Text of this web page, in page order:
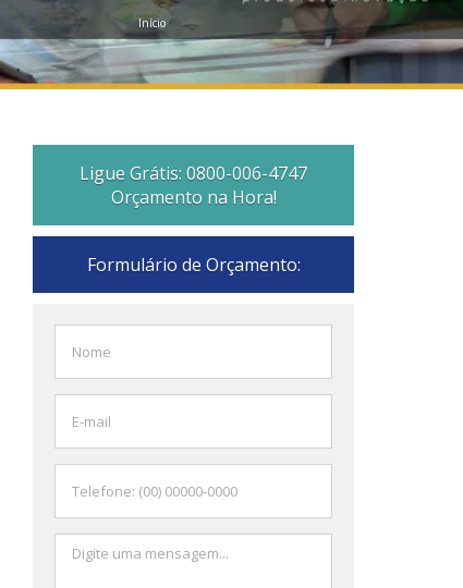
Início
Ligue Grátis: 0800-006-4747
Orçamento na Hora!
Formulário de Orçamento: